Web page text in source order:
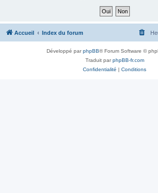
Accueil Index du forum
Développé parphpBB® Forum Software ©
Traduit parphpBB-fr.com
Confidentialité | Conditions